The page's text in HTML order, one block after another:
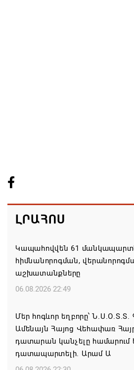
ԼՐԱՀՈՍ
Կապահովվեն 61
հիմնանորոգման,
աշխատանքները
06.08.2026 22:49
Մեր հոգևոր եղբորը՝
Ամենայն Հայոց Վեհափառ
դատարան կանչելը համարում
դատապարտելի. Արամ Ա